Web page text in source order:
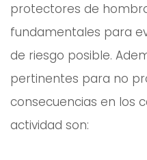
protectores de
fundamentales para
de riesgo posible.
pertinentes para no
consecuencias en los
actividad son: